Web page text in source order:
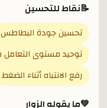
📝نقاط للتحسين
تحسين جودة البطاطس
توحيد مستوى التعامل
رفع الانتباه أثناء الضغط
💚ما يقوله الزوار